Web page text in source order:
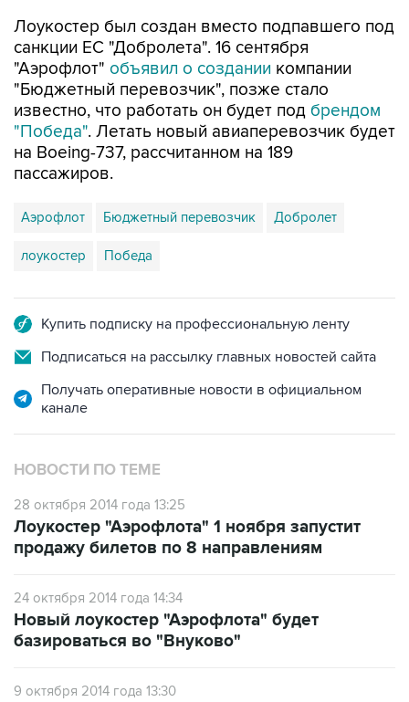
Лоукостер был создан вместо подпавшего под
санкции ЕС "Добролета". 16 сентября
"Аэрофлот" объявил о создании компании
"Бюджетный перевозчик", позже стало
известно, что работать он будет под брендом
"Победа". Летать новый авиаперевозчик будет
на Boeing-737, рассчитанном на 189
пассажиров.
Аэрофлот Бюджетный перевозчик Добролет
лоукостер Победа
Купить подписку на профессиональную ленту
Подписаться на рассылку главных новостей сайта
Получать оперативные новости в официальном
канале
НОВОСТИ ПО ТЕМЕ
28 октября 2014 года 13:25
Лоукостер "Аэрофлота" 1 ноября запустит
продажу билетов по 8 направлениям
24 октября 2014 года 14:34
Новый лоукостер "Аэрофлота" будет
базироваться во "Внуково"
9 октября 2014 года 13:30